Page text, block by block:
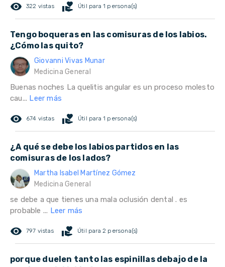
remove_red_eye 322 vistas volunteer_activism Útil para 1 persona(s)
Tengo boqueras en las comisuras de los labios.
¿Cómo las quito?
Giovanni Vivas Munar
Medicina General
Buenas noches La quelitis angular es un proceso molesto
cau... Leer más
remove_red_eye 674 vistas volunteer_activism Útil para 1 persona(s)
¿A qué se debe los labios partidos en las
comisuras de los lados?
Martha Isabel Martínez Gómez
Medicina General
se debe a que tienes una mala oclusión dental . es
probable ... Leer más
remove_red_eye 797 vistas volunteer_activism Útil para 2 persona(s)
porque duelen tanto las espinillas debajo de la